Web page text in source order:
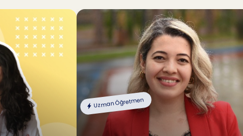
Uzman Öğretmen